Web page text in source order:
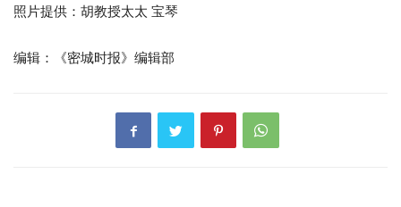
照片提供：胡教授太太 宝琴
编辑：《密城时报》编辑部